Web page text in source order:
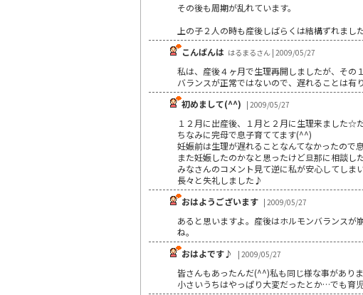
その後も周期が乱れています。
上の子２人の時も産後しばらくは結構ずれました
こんばんは はるまるさん | 2009/05/27
私は、産後４ヶ月で生理再開しましたが、その
バランスが正常ではないので、遅れることは有
初めまして(^^) | 2009/05/27
１２月に出産後、１月と２月に生理来ました☆
ちなみに完母で息子育ててます(^^)
妊娠前は生理が遅れることなんてなかったので
また妊娠したのかなと思ったけど旦那に相談
みなさんのコメント見て逆に私が安心してしま
長々と失礼しました♪
おはようございます | 2009/05/27
あると思いますよ。産後はホルモンバランスが
ね。
おはよです♪
| 2009/05/27
皆さんもあったんだ(^^)私も同じ様な事があり
小さいうちはやっぱり大変だったとか…でも